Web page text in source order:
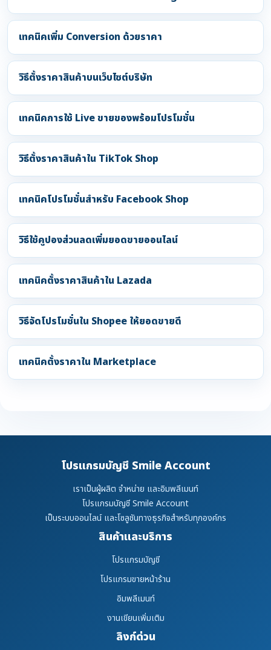
เทคนิคเพิ่ม Conversion ด้วยราคา
วิธีตั้งราคาสินค้าบนเว็บไซต์บริษัท
เทคนิคการใช้ Live ขายของพร้อมโปรโมชั่น
วิธีตั้งราคาสินค้าใน TikTok Shop
เทคนิคโปรโมชั่นสำหรับ Facebook Shop
วิธีใช้คูปองส่วนลดเพิ่มยอดขายออนไลน์
เทคนิคตั้งราคาสินค้าใน Lazada
วิธีจัดโปรโมชั่นใน Shopee ให้ยอดขายดี
เทคนิคตั้งราคาใน Marketplace
โปรแกรมบัญชี Smile Account
เราเป็นผู้ผลิต จำหน่าย และอิมพลีเมนท์
โปรแกรมบัญชี Smile Account
เป็นระบบออนไลน์ และโซลูชันทางธุรกิจสำหรับทุกองค์กร
สินค้าและบริการ
โปรแกรมบัญชี
โปรแกรมขายหน้าร้าน
อิมพลีเมนท์
งานเขียนเพิ่มเติม
ลิงก์ด่วน